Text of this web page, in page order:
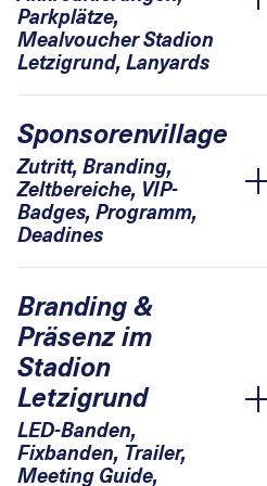
Parkplätze,
Mealvoucher Stadion
Letzigrund, Lanyards
Accordion öffnen
Sponsorenvillage
Zutritt, Branding,
Zeltbereiche, VIP-
Badges, Programm,
Deadines
Accordion öffnen
Branding &
Präsenz im
Stadion
Letzigrund
LED-Banden,
Fixbanden, Trailer,
Meeting Guide,
Accordion öffnen